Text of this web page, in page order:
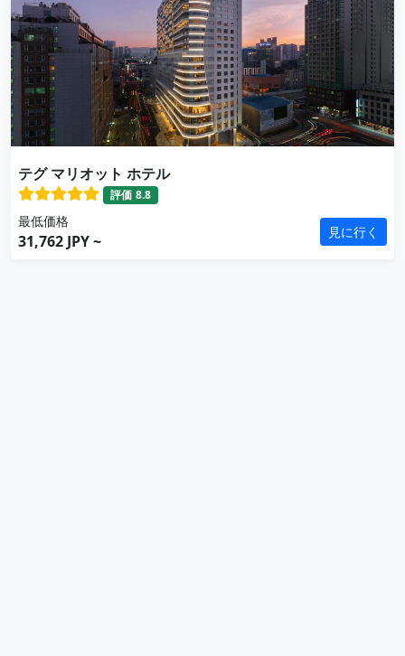
テグ マリオット ホテル
評価 8.8
最低価格
31,762 JPY ~ 見に行く